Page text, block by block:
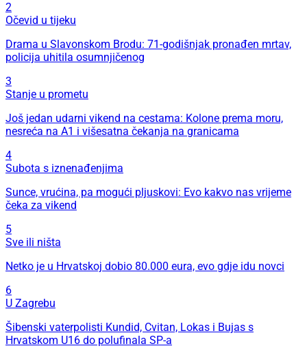
2
Očevid u tijeku
Drama u Slavonskom Brodu: 71-godišnjak pronađen mrtav,
policija uhitila osumnjičenog
3
Stanje u prometu
Još jedan udarni vikend na cestama: Kolone prema moru,
nesreća na A1 i višesatna čekanja na granicama
4
Subota s iznenađenjima
Sunce, vrućina, pa mogući pljuskovi: Evo kakvo nas vrijeme
čeka za vikend
5
Sve ili ništa
Netko je u Hrvatskoj dobio 80.000 eura, evo gdje idu novci
6
U Zagrebu
Šibenski vaterpolisti Kundid, Cvitan, Lokas i Bujas s
Hrvatskom U16 do polufinala SP-a